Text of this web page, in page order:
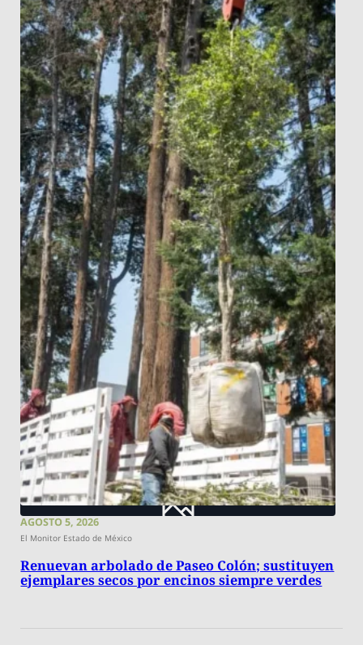
AGOSTO 5, 2026
El Monitor Estado de México
Renuevan arbolado de Paseo Colón; sustituyen
ejemplares secos por encinos siempre verdes